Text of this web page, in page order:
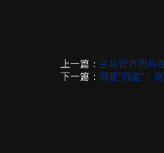
上一篇： 兰马官方照片
下一篇： 我是“强盗”：